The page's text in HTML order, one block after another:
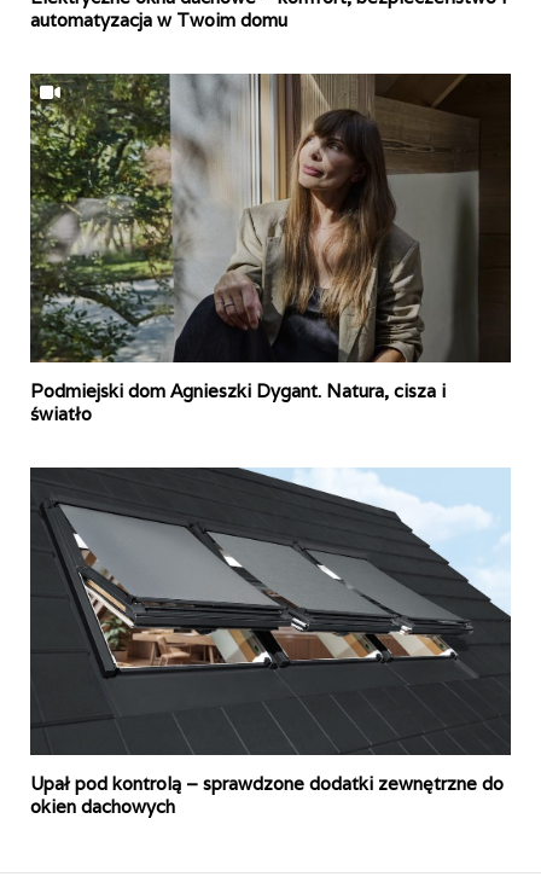
automatyzacja w Twoim domu
Podmiejski dom Agnieszki Dygant. Natura, cisza i
światło
Upał pod kontrolą – sprawdzone dodatki zewnętrzne do
okien dachowych